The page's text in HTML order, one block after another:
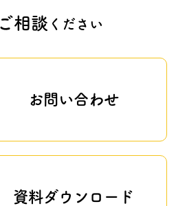
ご相談 ください
お問い合わせ
資料ダウンロード